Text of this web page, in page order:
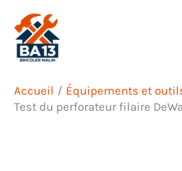
contenu
Accueil
Équipements et
Test du perforateur filaire
Rechercher